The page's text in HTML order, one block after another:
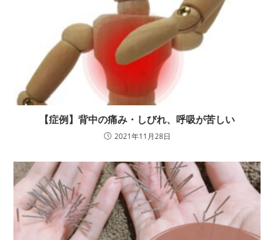
【症例】背中の痛み・しびれ、呼吸が苦しい
2021年11月28日